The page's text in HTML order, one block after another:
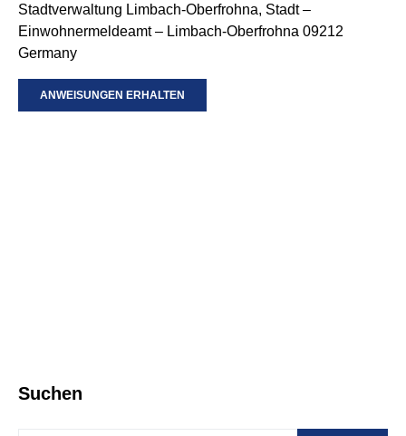
Stadtverwaltung Limbach-Oberfrohna, Stadt –
Einwohnermeldeamt – Limbach-Oberfrohna 09212
Germany
ANWEISUNGEN ERHALTEN
Suchen